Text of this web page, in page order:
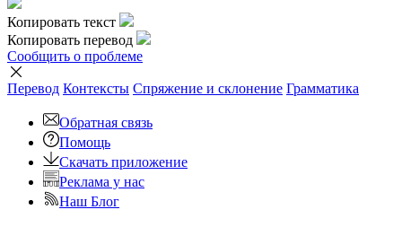
Копировать текст
Копировать перевод
Сообщить о проблеме
Перевод Контексты Спряжение и склонение Грамматика
Обратная связь
Помощь
Скачать приложение
Реклама у нас
Наш Блог